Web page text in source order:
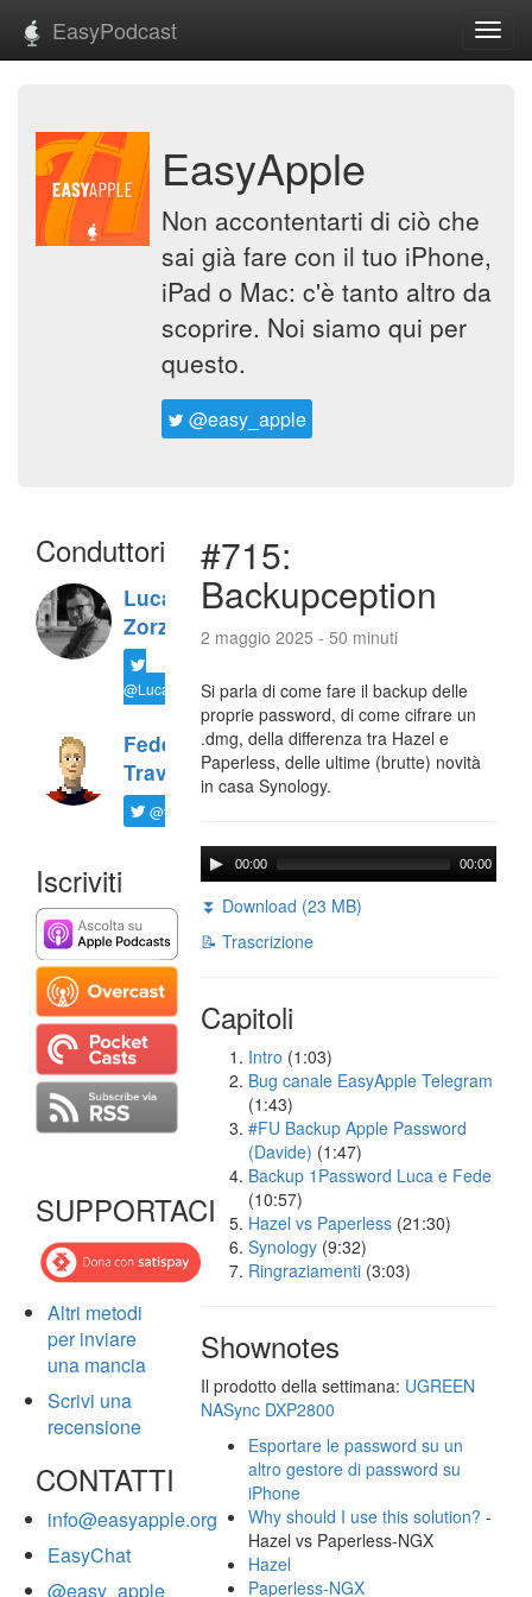
EasyPodcast
EasyApple
Non accontentarti di ciò che
sai già fare con il tuo iPhone,
iPad o Mac: c'è tanto altro da
scoprire. Noi siamo qui per
questo.
@easy_apple
Conduttori
Luca
Zorzi
@LucaTNT
Federico
Travaini
@ftrava
Iscriviti
SUPPORTACI
Altri metodi
per inviare
una mancia
Scrivi una
recensione
CONTATTI
info@easyapple.org
EasyChat
@easy_apple
#715:
Backupception
2 maggio 2025 - 50 minuti
Si parla di come fare il backup delle
proprie password, di come cifrare un
.dmg, della differenza tra Hazel e
Paperless, delle ultime (brutte) novità
in casa Synology.
00:00 00:00
⏬ Download (23 MB)
📝 Trascrizione
Capitoli
Intro (1:03)
Bug canale EasyApple Telegram
(1:43)
#FU Backup Apple Password
(Davide) (1:47)
Backup 1Password Luca e Fede
(10:57)
Hazel vs Paperless (21:30)
Synology (9:32)
Ringraziamenti (3:03)
Shownotes
Il prodotto della settimana: UGREEN
NASync DXP2800
Esportare le password su un
altro gestore di password su
iPhone
Why should I use this solution? -
Hazel vs Paperless-NGX
Hazel
Paperless-NGX